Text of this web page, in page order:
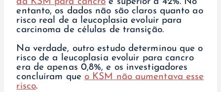
da KSM para cancro é superior a 42%. No
entanto, os dados não são claros quanto ao
risco real de a leucoplasia evoluir para
carcinoma de células de transição.
Na verdade, outro estudo determinou que o
risco de a leucoplasia evoluir para cancro
era de apenas 0,8%, e os investigadores
concluíram que o KSM não aumentava esse
risco.